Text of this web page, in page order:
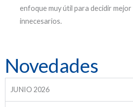
enfoque muy útil para decidir
innecesarios.
Novedades
JUNIO 2026